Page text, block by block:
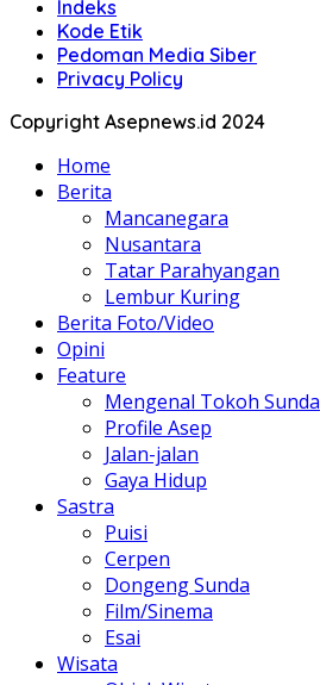
Indeks
Kode Etik
Pedoman Media Siber
Privacy Policy
Copyright Asepnews.id 2024
Home
Berita
Mancanegara
Nusantara
Tatar Parahyangan
Lembur Kuring
Berita Foto/Video
Opini
Feature
Mengenal Tokoh Sunda
Profile Asep
Jalan-jalan
Gaya Hidup
Sastra
Puisi
Cerpen
Dongeng Sunda
Film/Sinema
Esai
Wisata